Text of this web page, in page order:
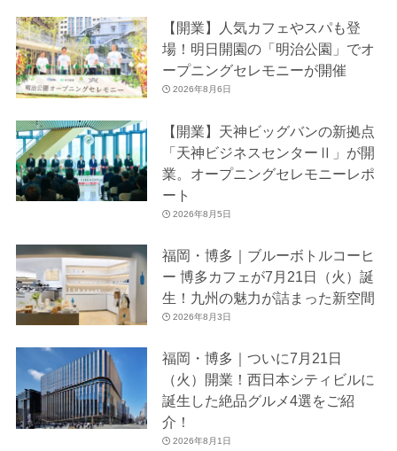
【開業】人気カフェやスパも登
場！明日開園の「明治公園」でオ
ープニングセレモニーが開催
2026年8月6日
【開業】天神ビッグバンの新拠点
「天神ビジネスセンターⅡ」が開
業。オープニングセレモニーレポ
ート
2026年8月5日
福岡・博多｜ブルーボトルコーヒ
ー 博多カフェが7月21日（火）誕
生！九州の魅力が詰まった新空間
2026年8月3日
福岡・博多｜ついに7月21日
（火）開業！西日本シティビルに
誕生した絶品グルメ4選をご紹
介！
2026年8月1日